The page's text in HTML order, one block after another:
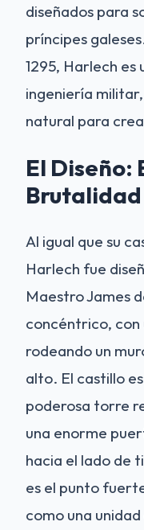
diseñados para
príncipes
1295, Harlech es
ingeniería
natural para
El Diseño:
Brutalidad
Al igual que su
Harlech fue
Maestro James
concéntrico,
rodeando un
alto. El castillo
poderosa torre
una enorme
hacia el lado de
es el punto
como una